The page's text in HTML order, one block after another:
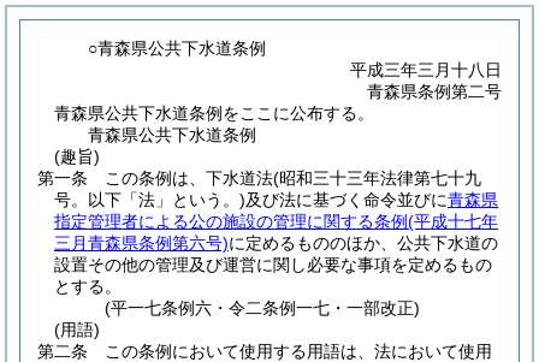
○青森県公共下水道条例
平成三年三月十八日
青森県条例第二号
青森県公共下水道条例をここに公布する。
青森県公共下水道条例
(趣旨)
第一条
この条例は、下水道法(昭和三十三年法律第七十九
号。以下「法」という。)及び法に基づく命令並びに青森県
指定管理者による公の施設の管理に関する条例(平成十七年
三月青森県条例第六号)に定めるもののほか、公共下水道の
設置その他の管理及び運営に関し必要な事項を定めるもの
とする。
(平一七条例六・令二条例一七・一部改正)
(用語)
第二条
この条例において使用する用語は、法において使用